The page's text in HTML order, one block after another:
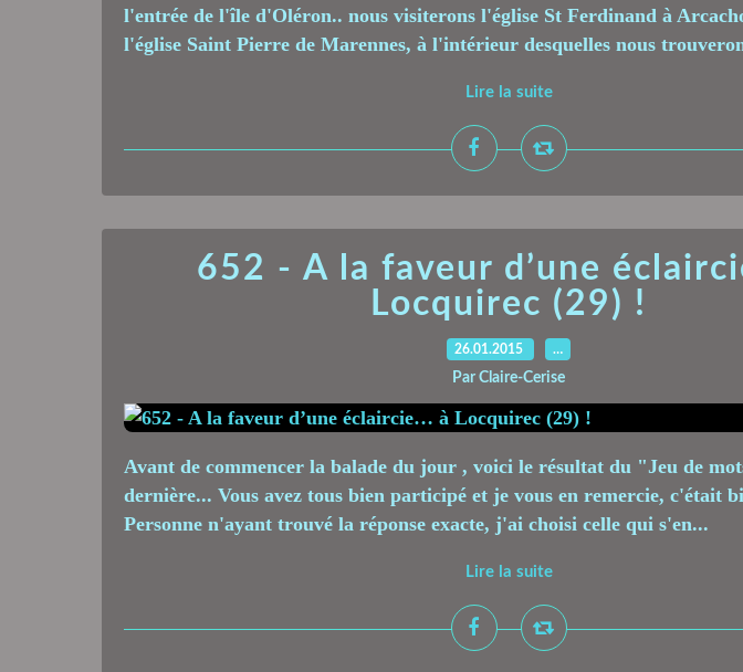
l'entrée de l'île d'Oléron.. nous visiterons l'église St Ferdinand à
l'église Saint Pierre de Marennes, à l'intérieur desquelles nous
Lire la suite
652 - A la faveur d’une
Locquirec (29) !
26.01.2015 …
Par Claire-Cerise
Avant de commencer la balade du jour , voici le résultat du "Jeu de
dernière... Vous avez tous bien participé et je vous en remercie, c'était
Personne n'ayant trouvé la réponse exacte, j'ai choisi celle qui s'en...
Lire la suite